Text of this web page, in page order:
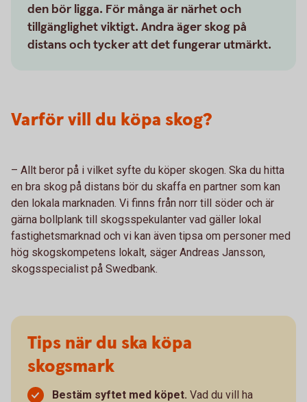
den bör ligga. För många är närhet och
tillgänglighet viktigt. Andra äger skog på
distans och tycker att det fungerar utmärkt.
Varför vill du köpa skog?
– Allt beror på i vilket syfte du köper skogen. Ska du hitta
en bra skog på distans bör du skaffa en partner som kan
den lokala marknaden. Vi finns från norr till söder och är
gärna bollplank till skogsspekulanter vad gäller lokal
fastighetsmarknad och vi kan även tipsa om personer med
hög skogskompetens lokalt, säger Andreas Jansson,
skogsspecialist på Swedbank.
Tips när du ska köpa
skogsmark
Bestäm syftet med köpet. Vad du vill ha